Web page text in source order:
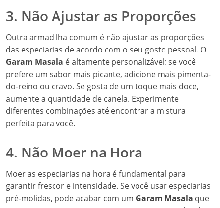
3. Não Ajustar as Proporções
Outra armadilha comum é não ajustar as proporções
das especiarias de acordo com o seu gosto pessoal. O
Garam Masala é altamente personalizável; se você
prefere um sabor mais picante, adicione mais pimenta-
do-reino ou cravo. Se gosta de um toque mais doce,
aumente a quantidade de canela. Experimente
diferentes combinações até encontrar a mistura
perfeita para você.
4. Não Moer na Hora
Moer as especiarias na hora é fundamental para
garantir frescor e intensidade. Se você usar especiarias
pré-molidas, pode acabar com um Garam Masala que